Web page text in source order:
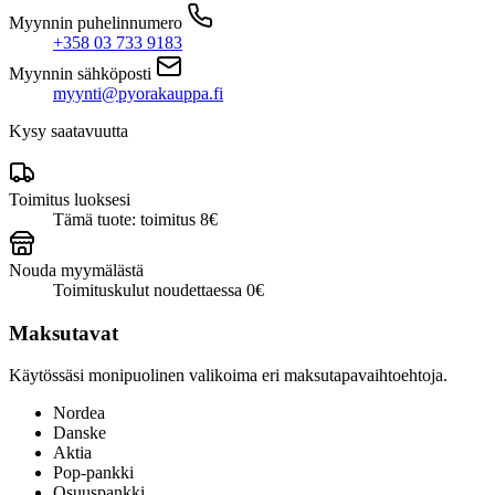
Myynnin puhelinnumero
+358 03 733 9183
Myynnin sähköposti
myynti@pyorakauppa.fi
Kysy saatavuutta
Toimitus luoksesi
Tämä tuote: toimitus 8€
Nouda myymälästä
Toimituskulut noudettaessa 0€
Maksutavat
Käytössäsi monipuolinen valikoima eri maksutapavaihtoehtoja.
Nordea
Danske
Aktia
Pop-pankki